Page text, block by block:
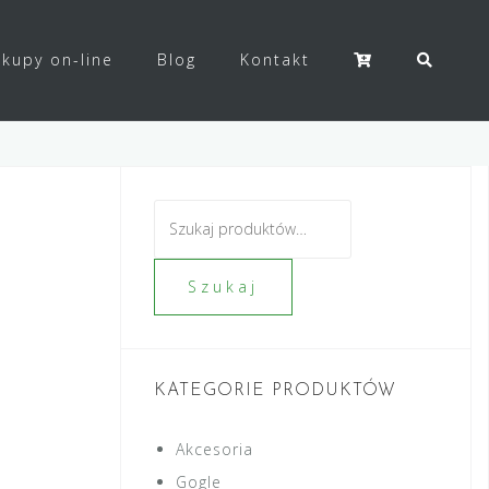
on-line Blog Kontakt
Szukaj
KATEGORIE PRODUKTÓW
Akcesoria
Gogle